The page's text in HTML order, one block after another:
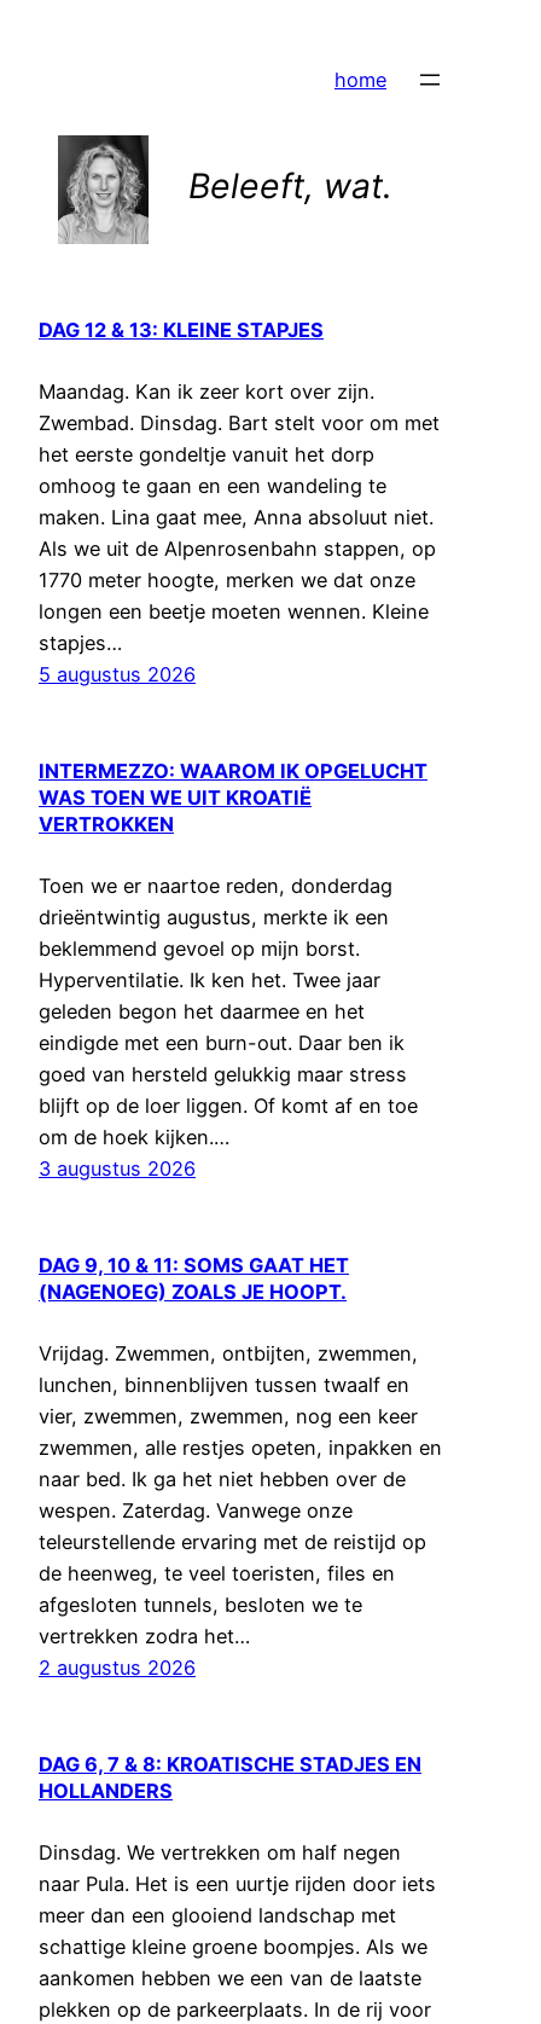
home
Beleeft, wat.
DAG 12 & 13: KLEINE STAPJES
Maandag. Kan ik zeer kort over zijn.
Zwembad. Dinsdag. Bart stelt voor om met
het eerste gondeltje vanuit het dorp
omhoog te gaan en een wandeling te
maken. Lina gaat mee, Anna absoluut niet.
Als we uit de Alpenrosenbahn stappen, op
1770 meter hoogte, merken we dat onze
longen een beetje moeten wennen. Kleine
stapjes…
5 augustus 2026
INTERMEZZO: WAAROM IK OPGELUCHT
WAS TOEN WE UIT KROATIË
VERTROKKEN
Toen we er naartoe reden, donderdag
drieëntwintig augustus, merkte ik een
beklemmend gevoel op mijn borst.
Hyperventilatie. Ik ken het. Twee jaar
geleden begon het daarmee en het
eindigde met een burn-out. Daar ben ik
goed van hersteld gelukkig maar stress
blijft op de loer liggen. Of komt af en toe
om de hoek kijken.…
3 augustus 2026
DAG 9, 10 & 11: SOMS GAAT HET
(NAGENOEG) ZOALS JE HOOPT.
Vrijdag. Zwemmen, ontbijten, zwemmen,
lunchen, binnenblijven tussen twaalf en
vier, zwemmen, zwemmen, nog een keer
zwemmen, alle restjes opeten, inpakken en
naar bed. Ik ga het niet hebben over de
wespen. Zaterdag. Vanwege onze
teleurstellende ervaring met de reistijd op
de heenweg, te veel toeristen, files en
afgesloten tunnels, besloten we te
vertrekken zodra het…
2 augustus 2026
DAG 6, 7 & 8: KROATISCHE STADJES EN
HOLLANDERS
Dinsdag. We vertrekken om half negen
naar Pula. Het is een uurtje rijden door iets
meer dan een glooiend landschap met
schattige kleine groene boompjes. Als we
aankomen hebben we een van de laatste
plekken op de parkeerplaats. In de rij voor